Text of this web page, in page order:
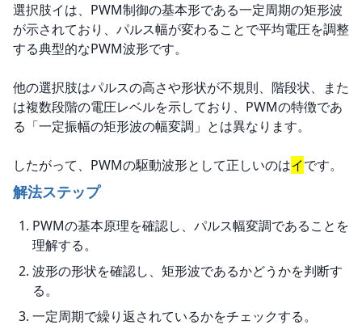
選択肢イは、PWM制御の基本形である一定周期の矩形波
が示されており、パルス幅が変わることで平均電圧を調整
する典型的なPWM波形です。
他の選択肢はパルスの高さや形状が不規則、階段状、また
は複数段階の電圧レベルを示しており、PWMの特徴であ
る「一定振幅の矩形波の幅変調」とは異なります。
したがって、PWMの駆動波形として正しいのはイです。
解法ステップ
PWMの基本原理を確認し、パルス幅変調であることを
理解する。
波形の形状を確認し、矩形波であるかどうかを判断す
る。
一定周期で繰り返されているかをチェックする。